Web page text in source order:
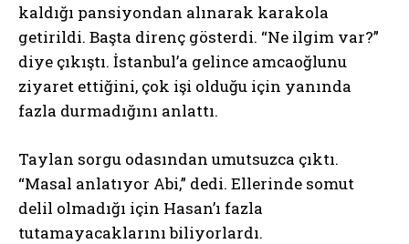
kaldığı pansiyondan alınarak karakola
getirildi. Başta direnç gösterdi. “Ne ilgim var?”
diye çıkıştı. İstanbul’a gelince amcaoğlunu
ziyaret ettiğini, çok işi olduğu için yanında
fazla durmadığını anlattı.
Taylan sorgu odasından umutsuzca çıktı.
“Masal anlatıyor Abi,” dedi. Ellerinde somut
delil olmadığı için Hasan’ı fazla
tutamayacaklarını biliyorlardı.